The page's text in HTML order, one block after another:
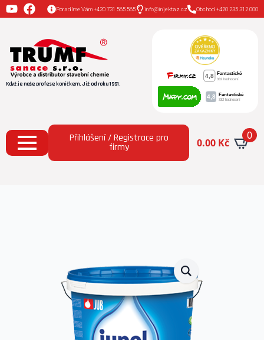
Poradíme Vám +420 731 565 565 info@injektaz.cz Obchod +420 235 312 000
Když je naše profese koníčkem. Již od roku 1991.
Přihlášení / Registrace pro
firmy 0.00 Kč
0
Domů
Všechny produkty
JUPOL Classic